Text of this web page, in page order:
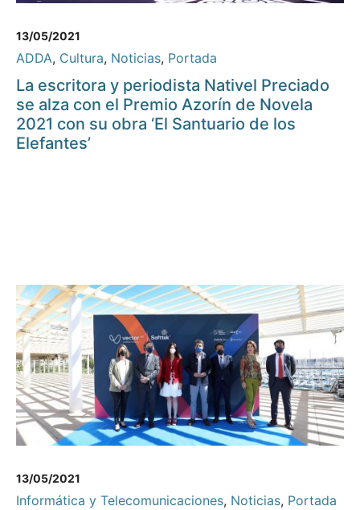
13/05/2021
ADDA, Cultura, Noticias, Portada
La escritora y periodista Nativel Preciado
se alza con el Premio Azorín de Novela
2021 con su obra ‘El Santuario de los
Elefantes’
13/05/2021
Informática y Telecomunicaciones, Noticias, Portada